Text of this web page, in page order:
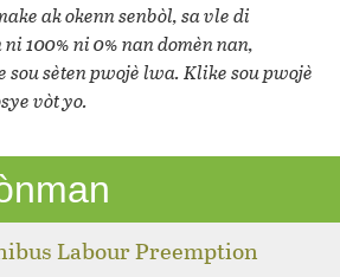
ak okenn senbòl, sa vle di
100% ni 0% nan domèn nan,
sou sèten pwojè lwa. Klike sou pwojè
vòt yo.
Labour Preemption